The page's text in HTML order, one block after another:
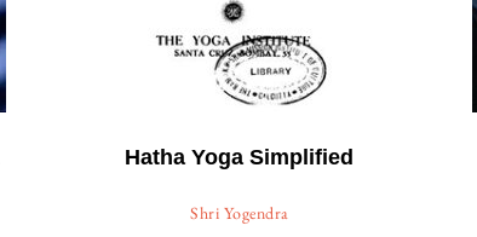
Hatha Yoga Simplified
Shri Yogendra